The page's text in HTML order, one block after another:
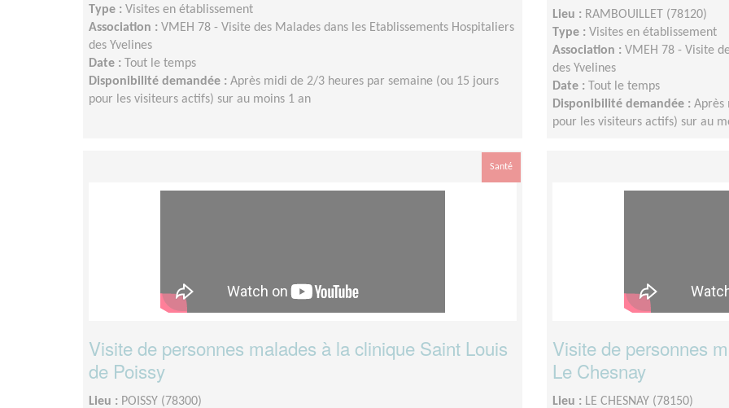
Type : Visites en établissement
Association : VMEH 78 - Visite des Malades dans les Etablissements Hospitaliers
des Yvelines
Date : Tout le temps
Disponibilité demandée : Après midi de 2/3 heures par semaine (ou 15 jours
pour les visiteurs actifs) sur au moins 1 an
Lieu : RAMBOUILLET (78120)
Type : Visites en établissement
Association : VMEH 78 - Visite
des Yvelines
Date : Tout le temps
Disponibilité demandée : Après
pour les visiteurs actifs) sur au
Santé
Visite de personnes malades à la clinique Saint Louis
de Poissy
Lieu : POISSY (78300)
Visite de personnes
Le Chesnay
Lieu : LE CHESNAY (78150)